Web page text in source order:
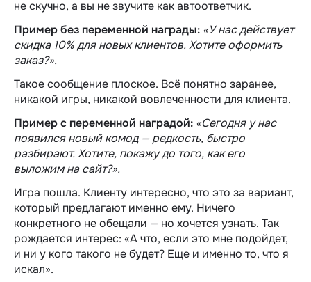
не скучно, а вы не звучите как автоответчик.
Пример без переменной награды: «У нас действует
скидка 10% для новых клиентов. Хотите оформить
заказ?».
Такое сообщение плоское. Всё понятно заранее,
никакой игры, никакой вовлеченности для клиента.
Пример с переменной наградой: «Сегодня у нас
появился новый комод — редкость, быстро
разбирают. Хотите, покажу до того, как его
выложим на сайт?».
Игра пошла. Клиенту интересно, что это за вариант,
который предлагают именно ему. Ничего
конкретного не обещали — но хочется узнать. Так
рождается интерес: «А что, если это мне подойдет,
и ни у кого такого не будет? Еще и именно то, что я
искал».